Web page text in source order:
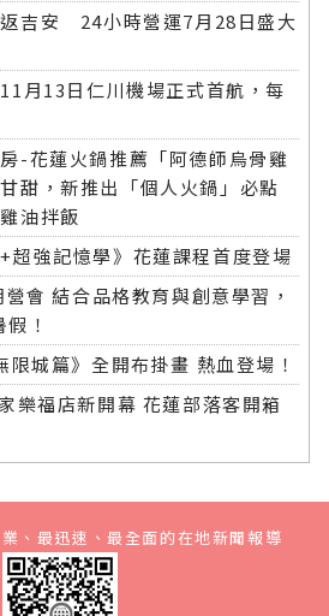
吉安 24小時營運7月28日盛大
月13日仁川機場正式首航，每
-花蓮火鍋推薦「阿德師烏骨雞
甜，新推出「個人火鍋」必點
油拌飯
超強記憶學》花蓮課程首度登場
會 結合品格教育與創意學習，
！
限城篇》全開布掛畫 熱血登場！
樂福店新開幕 花蓮部落客開箱
、最迅速、最全面的在地新聞報導